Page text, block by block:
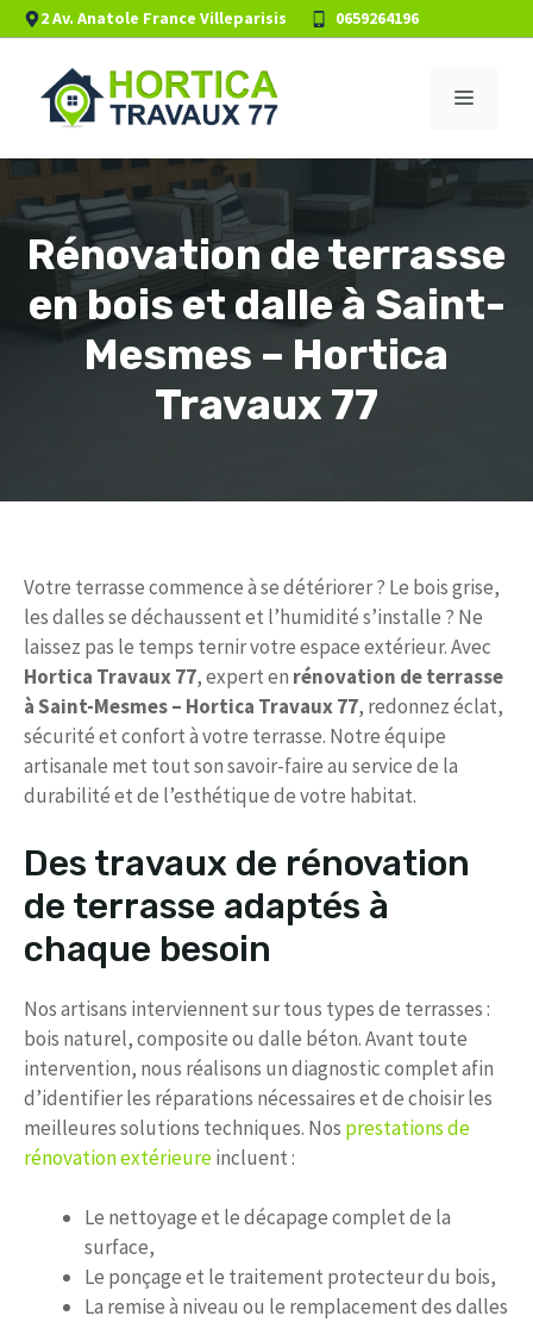
Aller
au
contenu
2 Av. Anatole France Villeparisis 0659264196
Menu
Rénovation de terrasse
en bois et dalle à Saint-
Mesmes – Hortica
Travaux 77
Votre terrasse commence à se détériorer ? Le bois grise,
les dalles se déchaussent et l’humidité s’installe ? Ne
laissez pas le temps ternir votre espace extérieur. Avec
Hortica Travaux 77, expert en rénovation de terrasse
à Saint-Mesmes – Hortica Travaux 77, redonnez éclat,
sécurité et confort à votre terrasse. Notre équipe
artisanale met tout son savoir-faire au service de la
durabilité et de l’esthétique de votre habitat.
Des travaux de rénovation
de terrasse adaptés à
chaque besoin
Nos artisans interviennent sur tous types de terrasses :
bois naturel, composite ou dalle béton. Avant toute
intervention, nous réalisons un diagnostic complet afin
d’identifier les réparations nécessaires et de choisir les
meilleures solutions techniques. Nos prestations de
rénovation extérieureincluent :
Le nettoyage et le décapage complet de la
surface,
Le ponçage et le traitement protecteur du bois,
La remise à niveau ou le remplacement des dalles